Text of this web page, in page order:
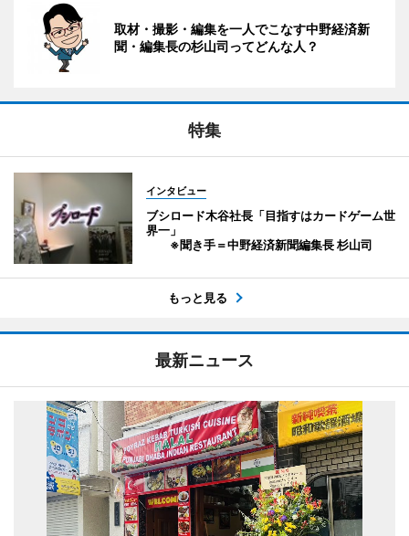
取材・撮影・編集を一人でこなす中野経済新
聞・編集長の杉山司ってどんな人？
特集
インタビュー
ブシロード木谷社長「目指すはカードゲーム世
界一」
※聞き手＝中野経済新聞編集長 杉山司
もっと見る
最新ニュース